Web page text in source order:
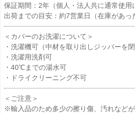
保証期間：2年（個人・法人共に通常使用
出荷までの目安：約7営業日（在庫があっ
＜カバーのお洗濯について＞
・洗濯機可（中材を取り出しジッパーを閉
・洗濯用洗剤可
・40℃までの湯水可
・ドライクリーニング不可
＜ご注意＞
※輸入品のため多少の擦り傷、汚れなどが